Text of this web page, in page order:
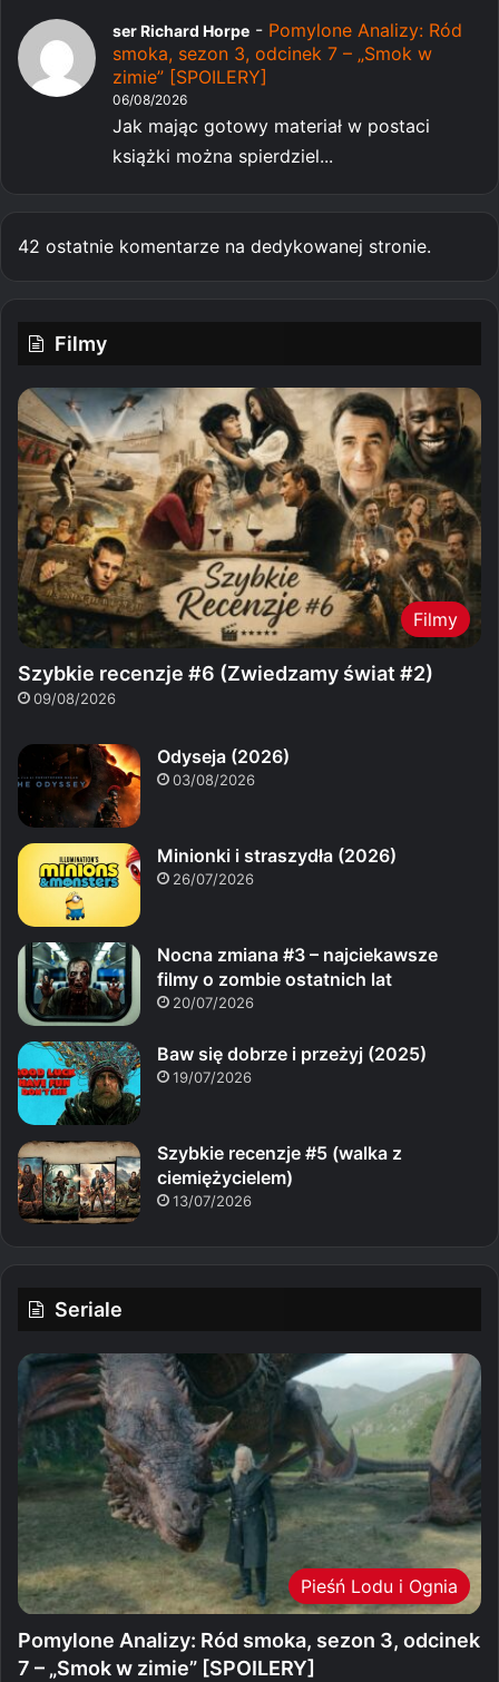
ser Richard Horpe - Pomylone Analizy: Ród
smoka, sezon 3, odcinek 7 – „Smok w
zimie” [SPOILERY]
06/08/2026
Jak mając gotowy materiał w postaci
książki można spierdziel...
42 ostatnie komentarze na dedykowanej stronie.
Filmy
Filmy
Szybkie recenzje #6 (Zwiedzamy świat #2)
09/08/2026
Odyseja (2026)
03/08/2026
Minionki i straszydła (2026)
26/07/2026
Nocna zmiana #3 – najciekawsze
filmy o zombie ostatnich lat
20/07/2026
Baw się dobrze i przeżyj (2025)
19/07/2026
Szybkie recenzje #5 (walka z
ciemiężycielem)
13/07/2026
Seriale
Pieśń Lodu i Ognia
Pomylone Analizy: Ród smoka, sezon 3, odcinek
7 – „Smok w zimie” [SPOILERY]